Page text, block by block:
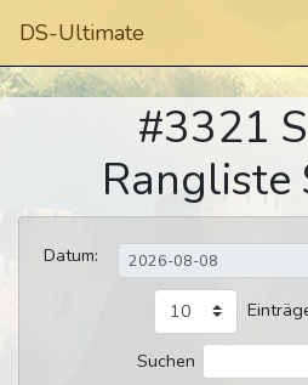
DS-Ultimate
#3321
Rangliste
Datum:
Suchen